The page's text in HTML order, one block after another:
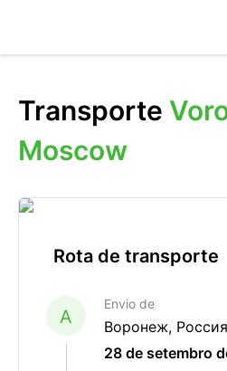
Transporte
Moscow
Rota de transporte
A
Envio de
Воронеж, Россия
28 de setembro